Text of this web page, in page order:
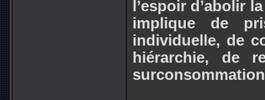
l’espoir d’abolir
implique de
individuelle, de
hiérarchie, de